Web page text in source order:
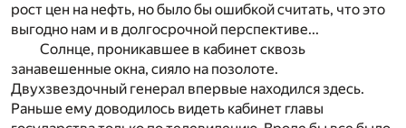
рост цен на нефть, но было бы ошибкой считать, что это
выгодно нам и в долгосрочной перспективе...
Солнце, проникавшее в кабинет сквозь
занавешенные окна, сияло на позолоте.
Двухзвездочный генерал впервые находился здесь.
Раньше ему доводилось видеть кабинет главы